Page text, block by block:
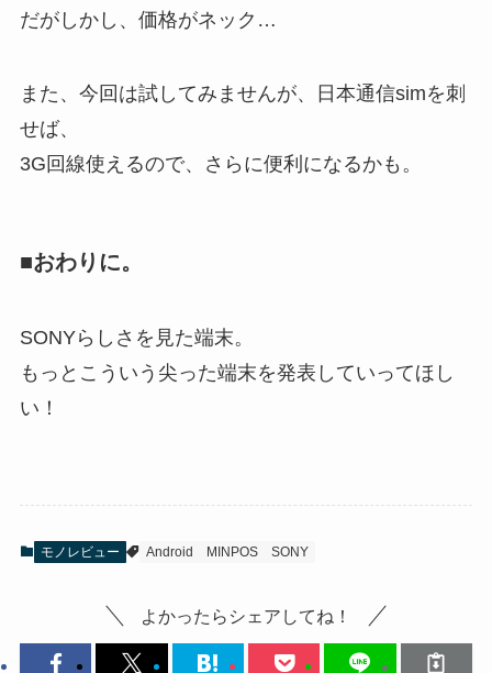
だがしかし、価格がネック…
また、今回は試してみませんが、日本通信simを刺
せば、
3G回線使えるので、さらに便利になるかも。
■おわりに。
SONYらしさを見た端末。
もっとこういう尖った端末を発表していってほし
い！
モノレビュー Android MINPOS SONY
よかったらシェアしてね！